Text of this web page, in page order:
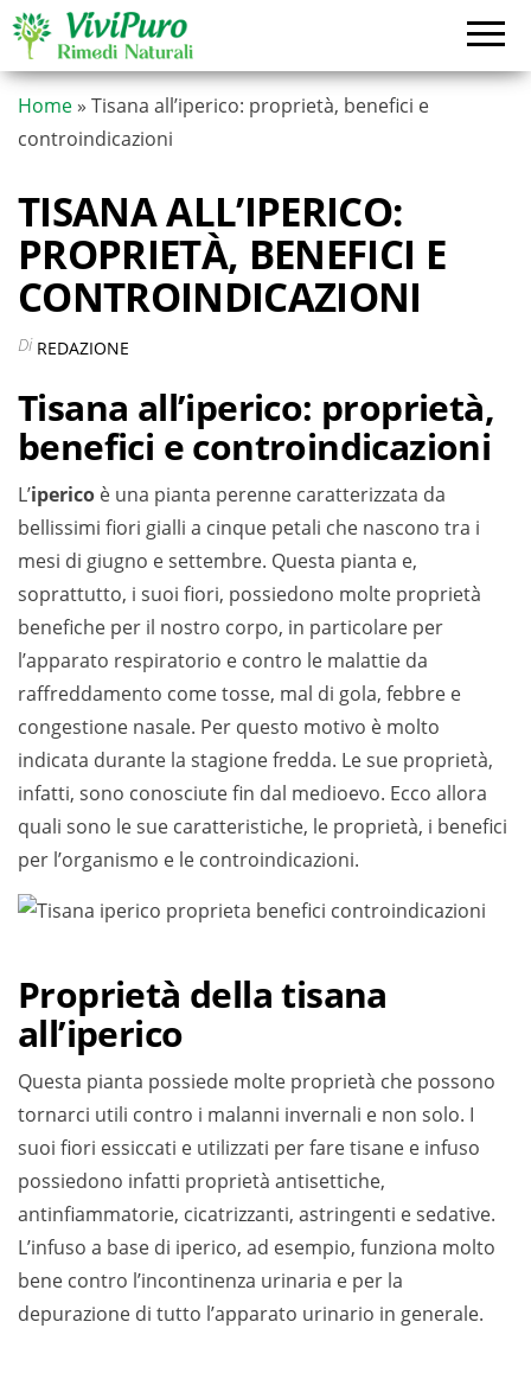
Vai
contenuto
Home » Tisana all’iperico: proprietà, benefici e
controindicazioni
TISANA ALL’IPERICO:
PROPRIETÀ, BENEFICI E
CONTROINDICAZIONI
Di REDAZIONE
Tisana all’iperico: proprietà,
benefici e controindicazioni
L’iperico è una pianta perenne caratterizzata da
bellissimi fiori gialli a cinque petali che nascono tra i
mesi di giugno e settembre. Questa pianta e,
soprattutto, i suoi fiori, possiedono molte proprietà
benefiche per il nostro corpo, in particolare per
l’apparato respiratorio e contro le malattie da
raffreddamento come tosse, mal di gola, febbre e
congestione nasale. Per questo motivo è molto
indicata durante la stagione fredda. Le sue proprietà,
infatti, sono conosciute fin dal medioevo. Ecco allora
quali sono le sue caratteristiche, le proprietà, i benefici
per l’organismo e le controindicazioni.
Proprietà della tisana
all’iperico
Questa pianta possiede molte proprietà che possono
tornarci utili contro i malanni invernali e non solo. I
suoi fiori essiccati e utilizzati per fare tisane e infuso
possiedono infatti proprietà antisettiche,
antinfiammatorie, cicatrizzanti, astringenti e sedative.
L’infuso a base di iperico, ad esempio, funziona molto
bene contro l’incontinenza urinaria e per la
depurazione di tutto l’apparato urinario in generale.